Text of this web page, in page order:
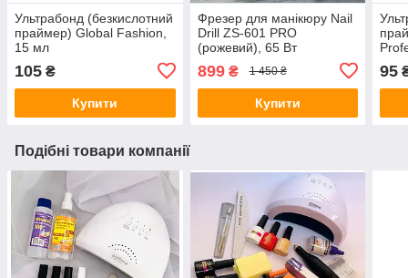
Ультрабонд (безкислотний
праймер) Global Fashion,
15 мл
105 ₴
Купити
Фрезер для манікюру Nail
Drill ZS-601 PRO
(рожевий), 65 Вт
899₴ 1 450 ₴
Купити
95
Подібні товари компанії